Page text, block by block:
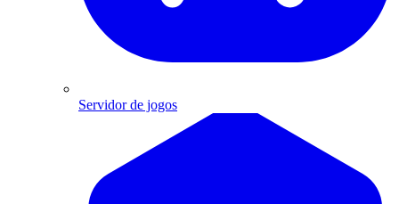
Servidor de jogos